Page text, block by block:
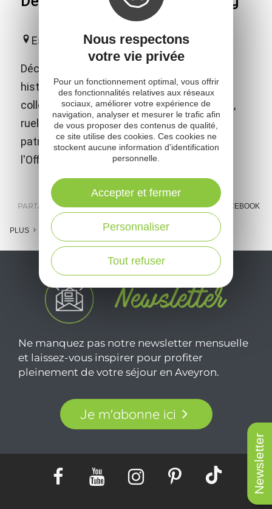
Newsletter
Estaing
Découverte du village d'Estaing et de son
histoire : église Saint Fleuret (XVe siècle),
collège et pont gothique (début XVIe siècle),
ruelles pittoresques et curiosités
patrimoniales. Circuit de visite disponible à
l'Office de Tourisme.
PARTAGER : E-MAIL MESSENGER FACEBOOK
PLUS
Ne manquez pas notre newsletter mensuelle
et laissez-vous inspirer pour profiter
pleinement de votre séjour en Aveyron.
Je m'abonne ici
Nous respectons
votre vie privée
Pour un fonctionnement optimal, vous offrir
des fonctionnalités relatives aux réseaux
sociaux, améliorer votre expérience de
navigation, analyser et mesurer le trafic afin
de vous proposer des contenus de qualité,
ce site utilise des cookies. Ces cookies ne
stockent aucune information d'identification
personnelle.
Tout refuser
Personnaliser
Accepter et fermer